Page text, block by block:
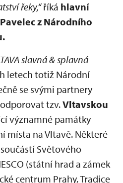
řeky,“říká hlavní
z Národního
slavná & splavná
letech totiž Národní
se svými partnery
tzv.Vltavskou
významné památky
místa na Vltavě. Některé
Světového
(státní hrad a zámek
centrum Prahy, Tradice